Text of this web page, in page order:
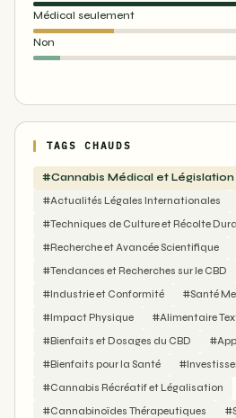
Médical seulement
Non
TAGS CHAUDS
#Cannabis Médical et Législation
#Actualités Légales Internationales
#Techniques de Culture et Récolte
#Recherche et Avancée Scientifique
#Tendances et Recherches sur le CBD
#Industrie et Conformité
#Santé
#Impact Physique
#Alimentaire
#Bienfaits et Dosages du CBD
#Bienfaits pour la Santé
#Cannabis Récréatif et Légalisation
#Cannabinoïdes Thérapeutiques